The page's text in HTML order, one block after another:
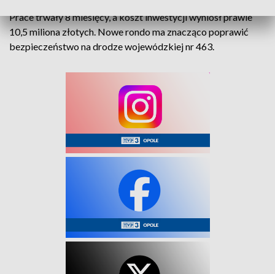
Prace trwały 8 miesięcy, a koszt inwestycji wyniósł prawie
10,5 miliona złotych. Nowe rondo ma znacząco poprawić
bezpieczeństwo na drodze wojewódzkiej nr 463.